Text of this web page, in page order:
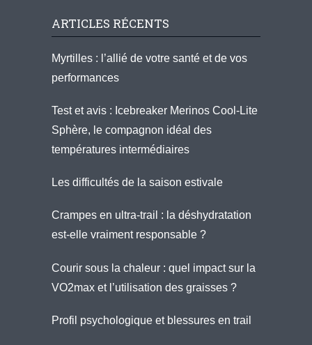
ARTICLES RÉCENTS
Myrtilles : l’allié de votre santé et de vos
performances
Test et avis : Icebreaker Merinos Cool-Lite
Sphère, le compagnon idéal des
températures intermédiaires
Les difficultés de la saison estivale
Crampes en ultra-trail : la déshydratation
est-elle vraiment responsable ?
Courir sous la chaleur : quel impact sur la
VO2max et l’utilisation des graisses ?
Profil psychologique et blessures en trail